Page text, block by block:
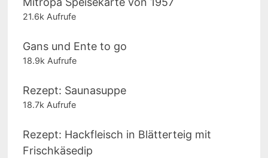
21.6k Aufrufe
Gans und Ente to go
18.9k Aufrufe
Rezept: Saunasuppe
18.7k Aufrufe
Rezept: Hackfleisch in Blätterteig mit
Frischkäsedip